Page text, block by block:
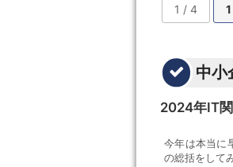
1 / 4 1
中小
2024年IT
今年は本当に
の総括をして